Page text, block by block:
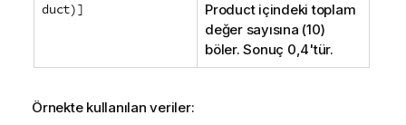
duct)]
Productiçindeki toplam
değer sayısına (10)
böler. Sonuç 0,4'tür.
Örnekte kullanılan veriler: